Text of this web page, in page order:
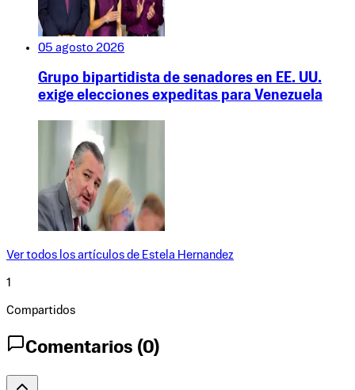
05 agosto 2026
Grupo bipartidista de senadores en EE. UU.
exige elecciones expeditas para Venezuela
Ver todos los artículos de Estela Hernandez
1
Compartidos
Comentarios (0)